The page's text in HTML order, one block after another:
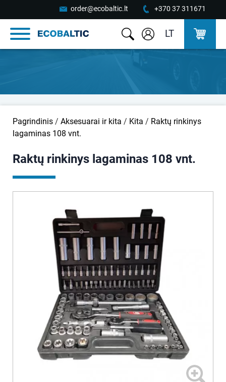
order@ecobaltic.lt +370 37 311671
LT
Pagrindinis / Aksesuarai ir kita / Kita / Raktų rinkinys
lagaminas 108 vnt.
Raktų rinkinys lagaminas 108 vnt.